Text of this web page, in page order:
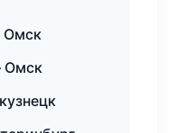
Омск
Омск